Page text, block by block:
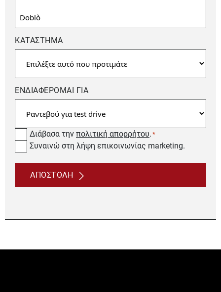
ΚΑΤΆΣΤΗΜΑ
ΕΝΔΙΑΦΕΡΟΜΑΙ ΓΙΑ
Consent
Διάβασα την πολιτική απορρήτου. *
newsetter
Συναινώ στη λήψη επικοινωνίας marketing.